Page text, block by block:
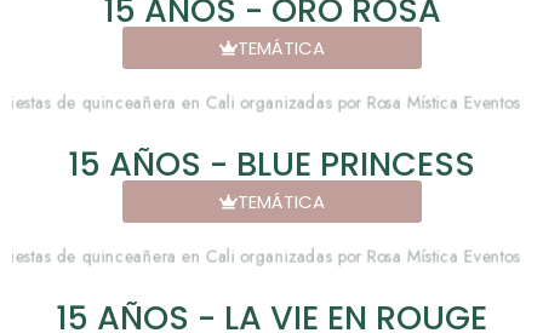
15 AÑOS - ORO ROSA
TEMÁTICA
15 AÑOS - BLUE PRINCESS
TEMÁTICA
15 AÑOS - LA VIE EN ROUGE